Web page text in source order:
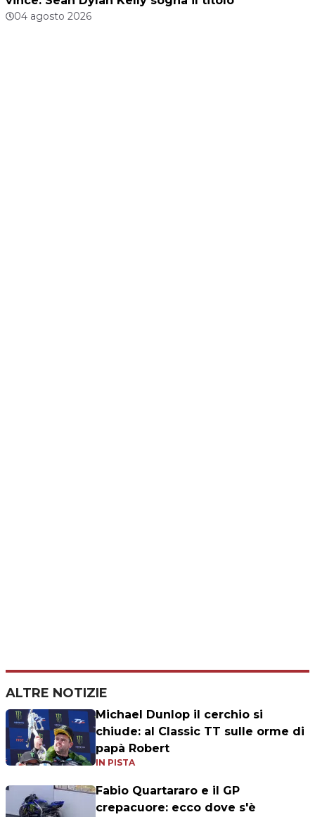
04 agosto 2026
ALTRE NOTIZIE
Michael Dunlop il cerchio si
chiude: al Classic TT sulle orme di
papà Robert
IN PISTA
Fabio Quartararo e il GP
crepacuore: ecco dove s'è